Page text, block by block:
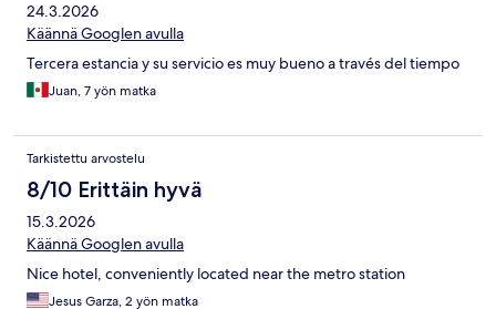
24.3.2026
Käännä Googlen avulla
Tercera estancia y su servicio es muy bueno a través del tiempo
Juan, 7 yön matka
Tarkistettu arvostelu
8/10 Erittäin hyvä
15.3.2026
Käännä Googlen avulla
Nice hotel, conveniently located near the metro station
Jesus Garza, 2 yön matka